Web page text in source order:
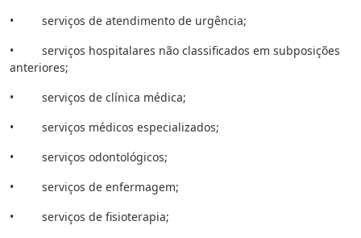
• serviços de atendimento de urgência;
• serviços hospitalares não classificados em subposições
anteriores;
• serviços de clínica médica;
• serviços médicos especializados;
• serviços odontológicos;
• serviços de enfermagem;
• serviços de fisioterapia;